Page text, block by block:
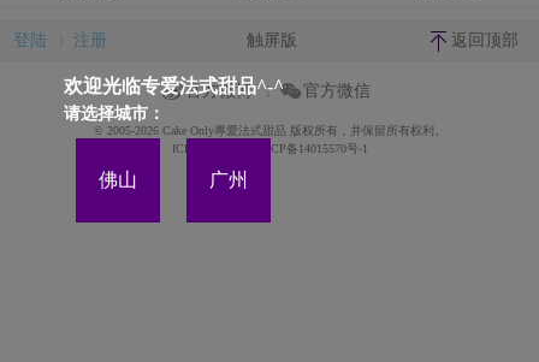
欢迎光临专爱法式甜品^-^
请选择城市：
佛山 广州
登陆 注册 触屏版 返回顶部
官方微博 官方微信
© 2005-2026 Cake Only專愛法式甜品 版权所有，并保留所有权利。
ICP备案证书号:粤ICP备14015570号-1